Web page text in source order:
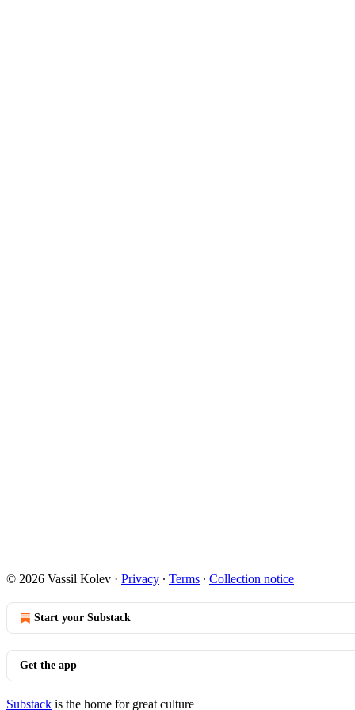
© 2026 Vassil Kolev · Privacy ∙ Terms ∙ Collection notice
Start your Substack
Get the app
Substack is the home for great culture